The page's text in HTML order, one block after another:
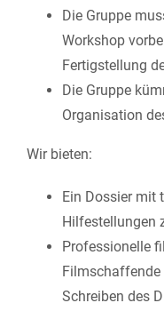
Die Gruppe
Workshop
Fertigstellung
Die Gruppe
Organisation
Wir bieten:
Ein Dossier mit
Hilfestellungen
Professionelle
Filmschaffende
Schreiben des